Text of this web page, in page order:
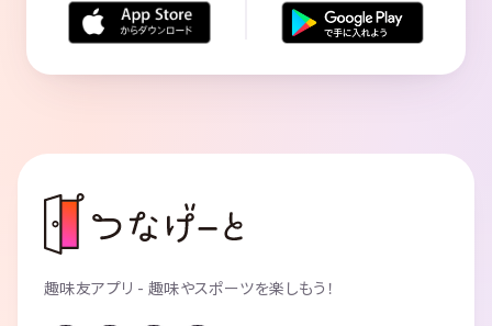
趣味友アプリ - 趣味やスポーツを楽しもう！